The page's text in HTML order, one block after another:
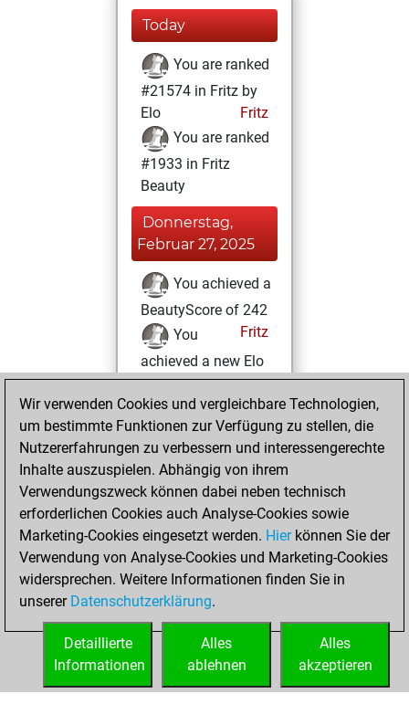
Today
You are ranked
#21574 in Fritz by
Elo
Fritz
You are ranked
#1933 in Fritz
Beauty
Donnerstag,
Februar 27, 2025
You achieved a
BeautyScore of 242
Fritz
You
achieved a new Elo
of 1536
Donnerstag,
August 22, 2024
You won
against Fritz
Fritz
Sonntag,
Oktober 10, 2021
You created
your Fritz account
Wir verwenden Cookies und vergleichbare Technologien,
um bestimmte Funktionen zur Verfügung zu stellen, die
Nutzererfahrungen zu verbessern und interessengerechte
Inhalte auszuspielen. Abhängig von ihrem
Verwendungszweck können dabei neben technisch
erforderlichen Cookies auch Analyse-Cookies sowie
Marketing-Cookies eingesetzt werden. Hierkönnen Sie der
Verwendung von Analyse-Cookies und Marketing-Cookies
widersprechen. Weitere Informationen finden Sie in
unserer Datenschutzerklärung.
Alles
akzeptieren
Alles
ablehnen
Detaillierte
Informationen